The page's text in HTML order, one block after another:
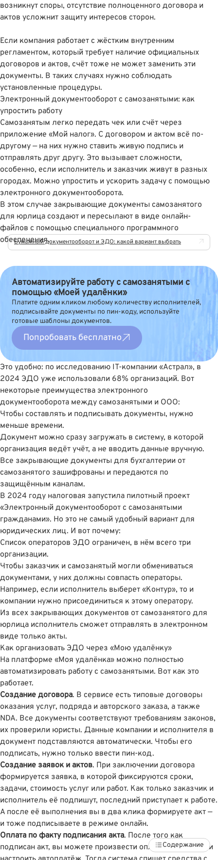
возникнут споры, отсутствие полноценного договора и
актов усложнит защиту интересов сторон.
Если компания работает с жёстким внутренним
регламентом, который требует наличие официальных
договоров и актов, счёт тоже не может заменить эти
документы. В таких случаях нужно соблюдать
установленные процедуры.
Электронный документооборот с самозанятыми: как
упростить работу
Самозанятым легко передать чек или счёт через
приложение «Мой налог». С договором и актом всё по-
другому — на них нужно ставить живую подпись и
отправлять друг другу. Это вызывает сложности,
особенно, если исполнитель и заказчик живут в разных
городах. Можно упростить и ускорить задачу с помощью
электронного документооборота.
В этом случае закрывающие документы самозанятого
для юрлица создают и пересылают в виде онлайн-
файлов с помощью специального программного
обеспечения.
Бумажный документооборот и ЭДО: какой вариант выбрать
Автоматизируйте работу с самозанятыми с
помощью «Моей удалёнки»
Платите одним кликом любому количеству исполнителей,
подписывайте документы по пин-коду, используйте
готовые шаблоны документов.
Попробовать бесплатно
Это удобно: по исследованию IT-компании «Астрал», в
2024 ЭДО уже использовали 68% организаций. Вот
некоторые преимущества электронного
документооборота между самозанятыми и ООО:
Чтобы составлять и подписывать документы, нужно
меньше времени.
Документ можно сразу загружать в систему, в которой
организация ведёт учёт, а не вводить данные вручную.
Все закрывающие документы для бухгалтерии от
самозанятого зашифрованы и передаются по
защищённым каналам.
В 2024 году налоговая запустила пилотный проект
«Электронный документооборот с самозанятыми
гражданами». Но это не самый удобный вариант для
юридических лиц. И вот почему:
Список операторов ЭДО ограничен, в нём всего три
организации.
Чтобы заказчик и самозанятый могли обмениваться
документами, у них должны совпасть операторы.
Например, если исполнитель выберет «Контур», то и
компании нужно присоединиться к этому оператору.
Из всех закрывающих документов от самозанятого для
юрлица исполнитель сможет отправлять в электронном
виде только акты.
Как организовать ЭДО через «Мою удалёнку»
На платформе «Моя удалёнка» можно полностью
автоматизировать работу с самозанятыми. Вот как это
работает.
Создание договора. В сервисе есть типовые договоры
оказания услуг, подряда и авторского заказа, а также
NDA. Все документы соответствуют требованиям законов,
их проверили юристы. Данные компании и исполнителя в
документ подставляются автоматически. Чтобы его
подписать, нужно только ввести пин-код.
Создание заявок и актов. При заключении договора
формируется заявка, в которой фиксируются сроки,
задачи, стоимость услуг или работ. Как только заказчик и
исполнитель её подпишут, последний приступает к работе.
А после её выполнения вы в два клика формируете акт —
и тоже подписываете в режиме онлайн.
Оплата по факту подписания акта. После того как
подписан акт, вы можете произвести оплату вручную или
Содержание